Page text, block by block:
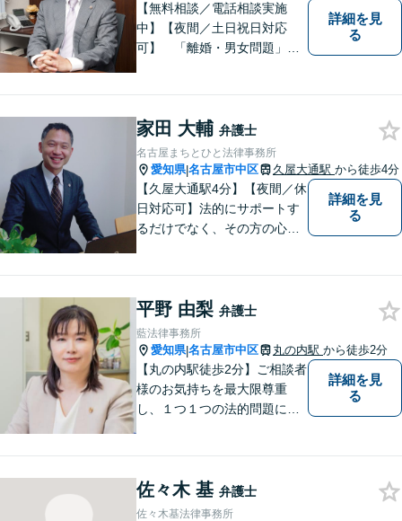
【無料相談／電話相談実施
中】【夜間／土日祝日対応
可】 「離婚・男女問題」
弁護士と事務職員が力を合わ
せ、依頼者のみなさまに満足
していただけるようサポート
いたします！
詳細を見
る
家田 大輔 弁護士
名古屋まちとひと法律事務所
愛知県|名古屋市中区 久屋大通駅 から徒歩4分
【久屋大通駅4分】【夜間／休
日対応可】法的にサポートす
るだけでなく、その方の心に
います。【地域に根ざした弁
護士】離婚問題／相続問題／
交通事故など幅広い法律トラ
ブルに対応。
詳細を見
る
平野 由梨 弁護士
藍法律事務所
愛知県|名古屋市中区 丸の内駅 から徒歩2分
【丸の内駅徒歩2分】ご相談者
様のお気持ちを最大限尊重
し、１つ１つの法的問題に丁
談しやすい雰囲気でお迎えし
ております、お気軽にご相談
詳細を見
る
佐々木 基 弁護士
佐々木基法律事務所